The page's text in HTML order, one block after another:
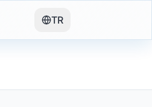
at the tip (apex) of a
plan is prepared for
TR